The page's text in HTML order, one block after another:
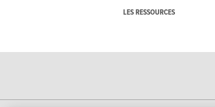
LES RESSOURCES